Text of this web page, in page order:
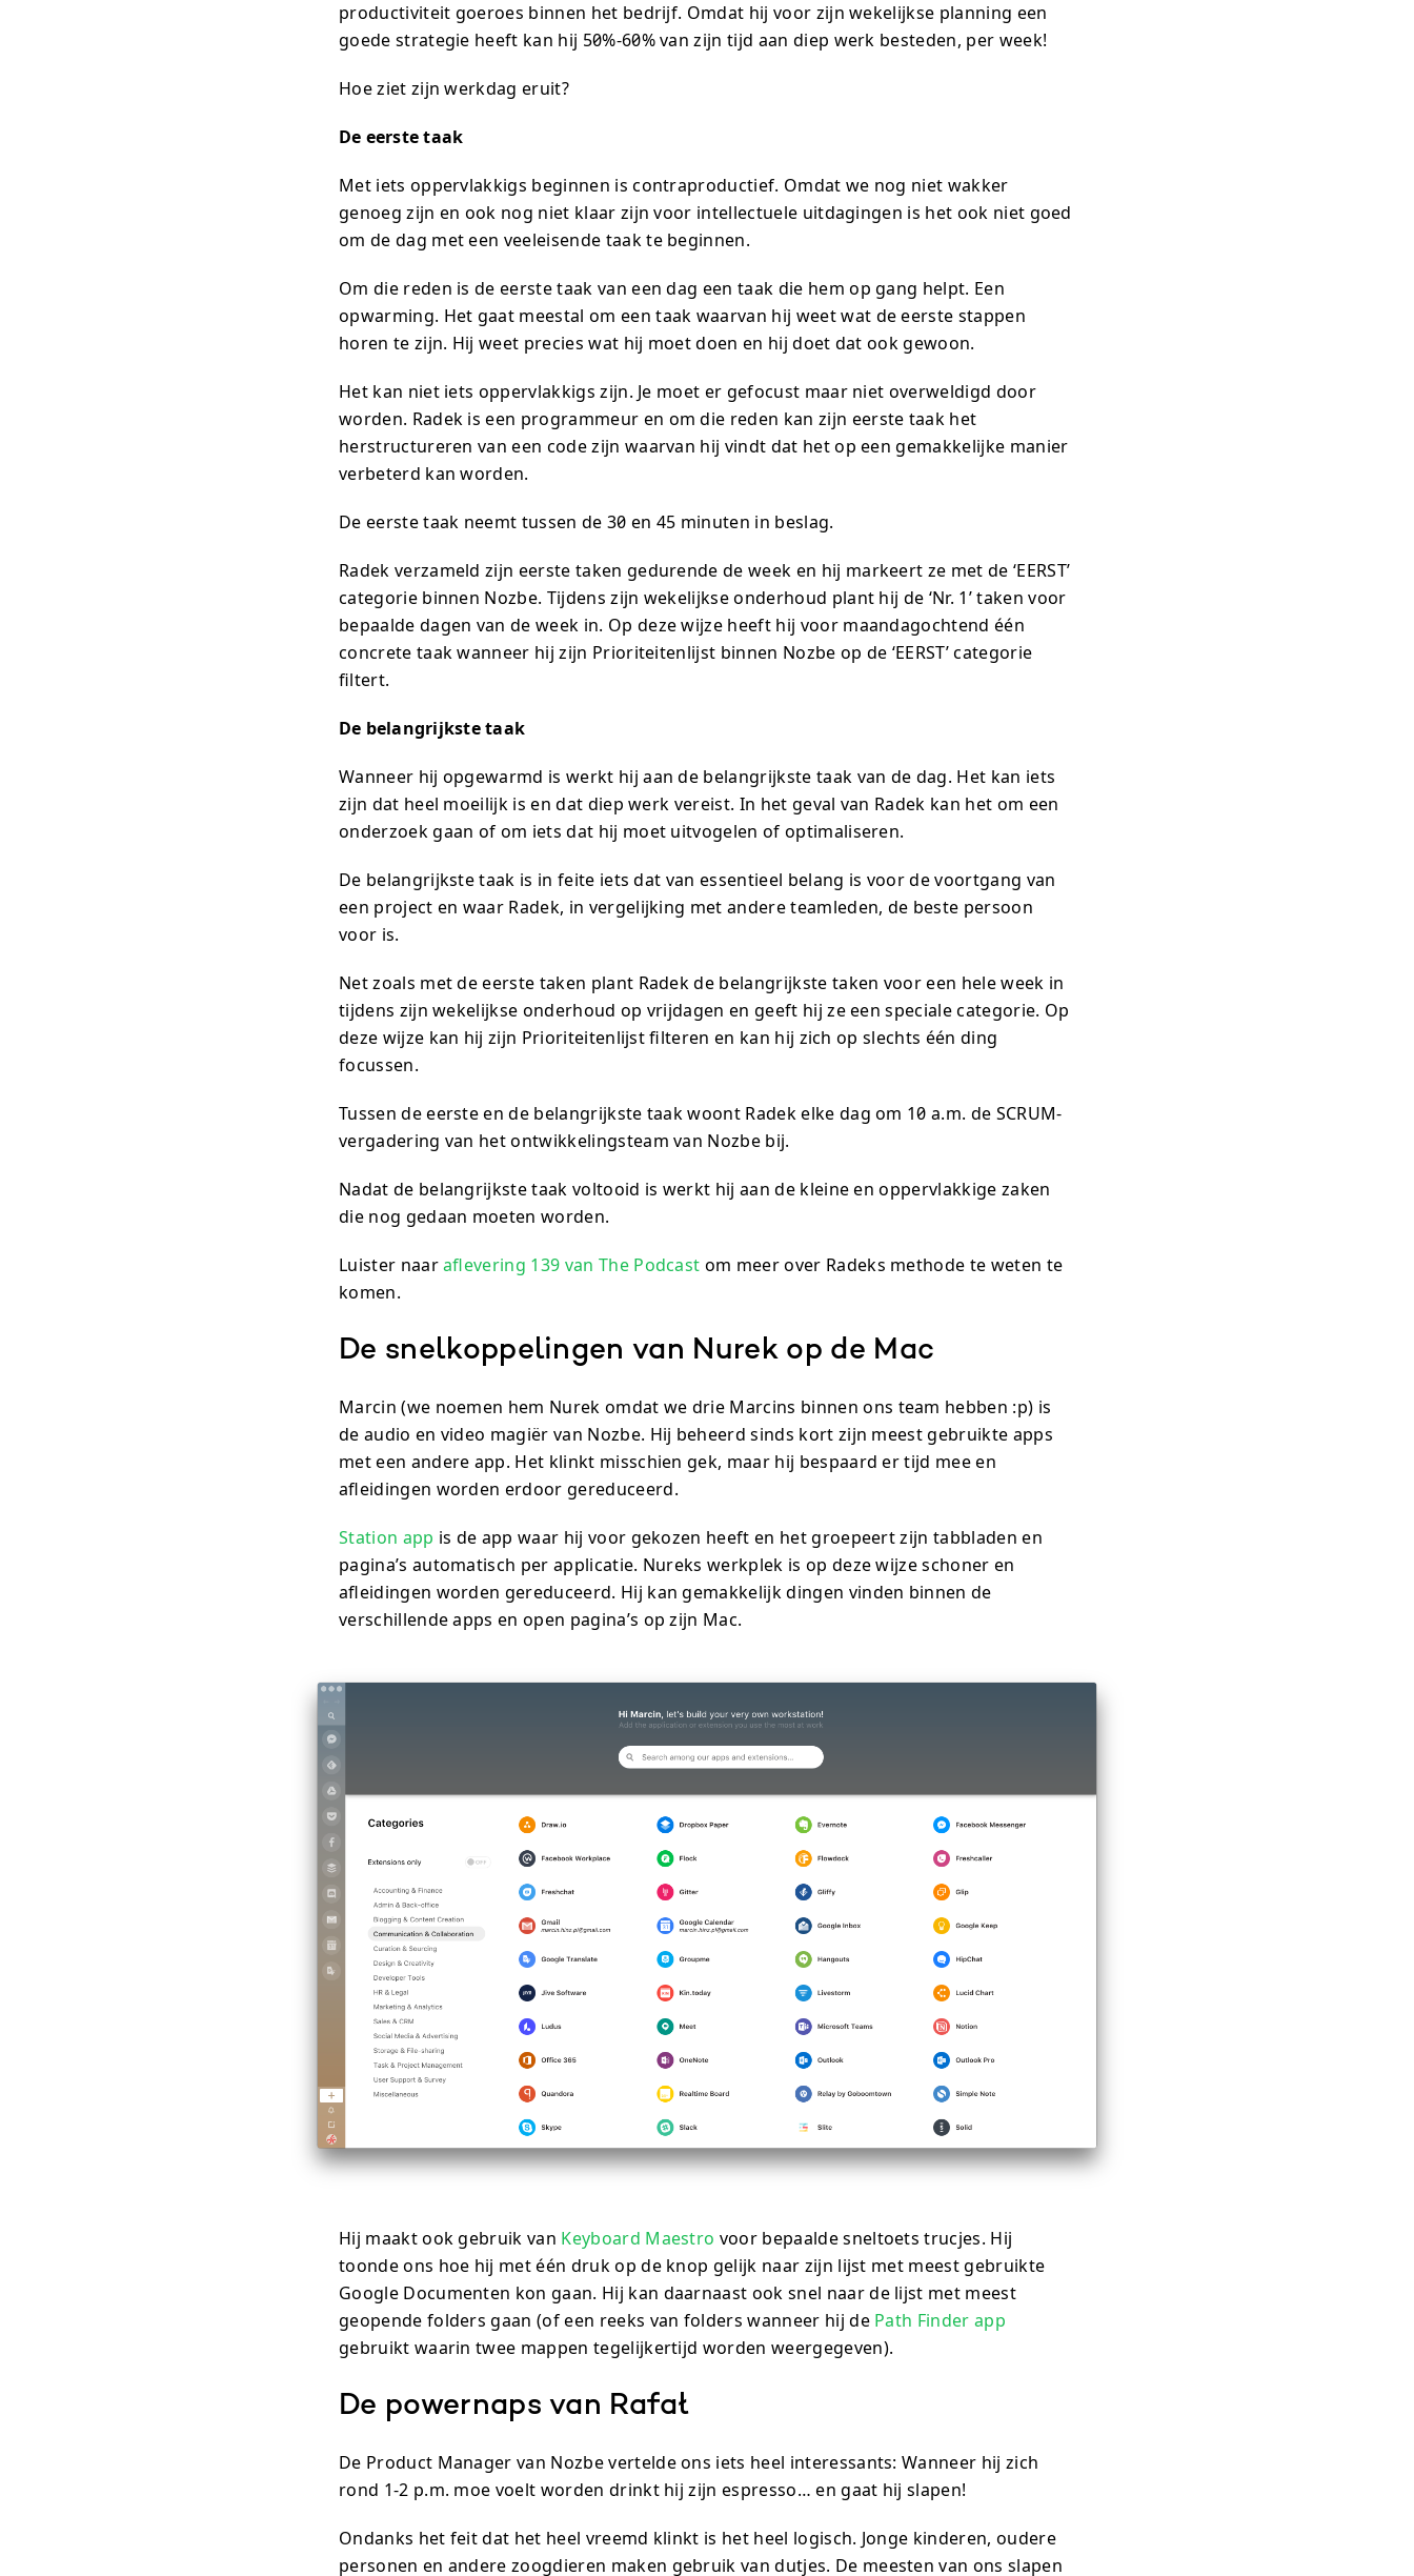
productiviteit goeroes binnen het bedrijf. Omdat hij voor zijn wekelijkse planning een
goede strategie heeft kan hij 50%-60% van zijn tijd aan diep werk besteden, per week!
Hoe ziet zijn werkdag eruit?
De eerste taak
Met iets oppervlakkigs beginnen is contraproductief. Omdat we nog niet wakker
genoeg zijn en ook nog niet klaar zijn voor intellectuele uitdagingen is het ook niet goed
om de dag met een veeleisende taak te beginnen.
Om die reden is de eerste taak van een dag een taak die hem op gang helpt. Een
opwarming. Het gaat meestal om een taak waarvan hij weet wat de eerste stappen
horen te zijn. Hij weet precies wat hij moet doen en hij doet dat ook gewoon.
Het kan niet iets oppervlakkigs zijn. Je moet er gefocust maar niet overweldigd door
worden. Radek is een programmeur en om die reden kan zijn eerste taak het
herstructureren van een code zijn waarvan hij vindt dat het op een gemakkelijke manier
verbeterd kan worden.
De eerste taak neemt tussen de 30 en 45 minuten in beslag.
Radek verzameld zijn eerste taken gedurende de week en hij markeert ze met de ‘EERST’
categorie binnen Nozbe. Tijdens zijn wekelijkse onderhoud plant hij de ‘Nr. 1’ taken voor
bepaalde dagen van de week in. Op deze wijze heeft hij voor maandagochtend één
concrete taak wanneer hij zijn Prioriteitenlijst binnen Nozbe op de ‘EERST’ categorie
filtert.
De belangrijkste taak
Wanneer hij opgewarmd is werkt hij aan de belangrijkste taak van de dag. Het kan iets
zijn dat heel moeilijk is en dat diep werk vereist. In het geval van Radek kan het om een
onderzoek gaan of om iets dat hij moet uitvogelen of optimaliseren.
De belangrijkste taak is in feite iets dat van essentieel belang is voor de voortgang van
een project en waar Radek, in vergelijking met andere teamleden, de beste persoon
voor is.
Net zoals met de eerste taken plant Radek de belangrijkste taken voor een hele week in
tijdens zijn wekelijkse onderhoud op vrijdagen en geeft hij ze een speciale categorie. Op
deze wijze kan hij zijn Prioriteitenlijst filteren en kan hij zich op slechts één ding
focussen.
Tussen de eerste en de belangrijkste taak woont Radek elke dag om 10 a.m. de SCRUM-
vergadering van het ontwikkelingsteam van Nozbe bij.
Nadat de belangrijkste taak voltooid is werkt hij aan de kleine en oppervlakkige zaken
die nog gedaan moeten worden.
Luister naaraflevering 139 van The Podcast om meer over Radeks methode te weten te
komen.
De snelkoppelingen van Nurek op de Mac
Marcin (we noemen hem Nurek omdat we drie Marcins binnen ons team hebben :p) is
de audio en video magiër van Nozbe. Hij beheerd sinds kort zijn meest gebruikte apps
met een andere app. Het klinkt misschien gek, maar hij bespaard er tijd mee en
afleidingen worden erdoor gereduceerd.
Station app is de app waar hij voor gekozen heeft en het groepeert zijn tabbladen en
pagina’s automatisch per applicatie. Nureks werkplek is op deze wijze schoner en
afleidingen worden gereduceerd. Hij kan gemakkelijk dingen vinden binnen de
verschillende apps en open pagina’s op zijn Mac.
Hij maakt ook gebruik van Keyboard Maestro voor bepaalde sneltoets trucjes. Hij
toonde ons hoe hij met één druk op de knop gelijk naar zijn lijst met meest gebruikte
Google Documenten kon gaan. Hij kan daarnaast ook snel naar de lijst met meest
geopende folders gaan (of een reeks van folders wanneer hij de Path Finder app
gebruikt waarin twee mappen tegelijkertijd worden weergegeven).
De powernaps van Rafał
De Product Manager van Nozbe vertelde ons iets heel interessants: Wanneer hij zich
rond 1-2 p.m. moe voelt worden drinkt hij zijn espresso… en gaat hij slapen!
Ondanks het feit dat het heel vreemd klinkt is het heel logisch. Jonge kinderen, oudere
personen en andere zoogdieren maken gebruik van dutjes. De meesten van ons slapen